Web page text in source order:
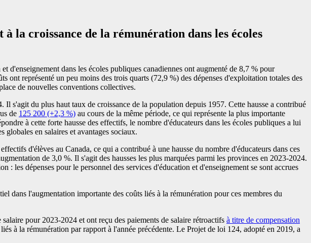
la croissance de la rémunération dans les écoles
d'enseignement dans les écoles publiques canadiennes ont augmenté de 8,7 % pour
représenté un peu moins des trois quarts (72,9 %) des dépenses d'exploitation totales des
de nouvelles conventions collectives.
s'agit du plus haut taux de croissance de la population depuis 1957. Cette hausse a contribué
de 125 200 (+2,3 %) au cours de la même période, ce qui représente la plus importante
à cette forte hausse des effectifs, le nombre d'éducateurs dans les écoles publiques a lui
globales en salaires et avantages sociaux.
d'élèves au Canada, ce qui a contribué à une hausse du nombre d'éducateurs dans ces
de 3,0 %. Il s'agit des hausses les plus marquées parmi les provinces en 2023-2024.
: les dépenses pour le personnel des services d'éducation et d'enseignement se sont accrues
dans l'augmentation importante des coûts liés à la rémunération pour ces membres du
pour 2023-2024 et ont reçu des paiements de salaire rétroactifs à titre de compensation
à la rémunération par rapport à l'année précédente. Le Projet de loi 124, adopté en 2019, a